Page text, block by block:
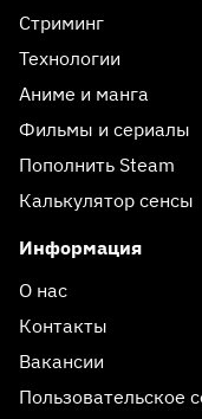
Стриминг
Технологии
Аниме и манга
Фильмы и сериалы
Пополнить Steam
Калькулятор сенсы
Информация
О нас
Контакты
Вакансии
Пользовательское